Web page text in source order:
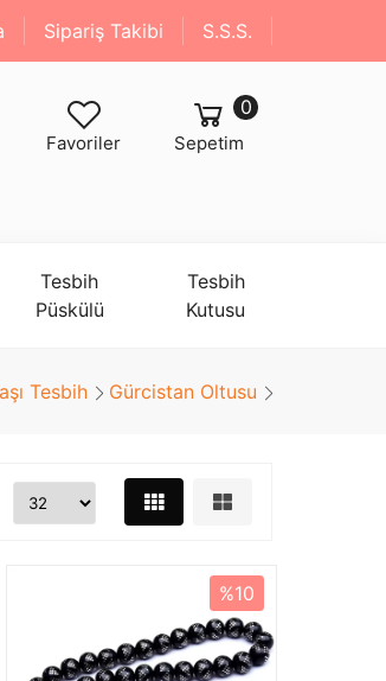
Sipariş Takibi S.S.S.
Sepetim
0
Favoriler
Tesbih
Püskülü
Tesbih
Kutusu
Tesbih Gürcistan Oltusu
%10